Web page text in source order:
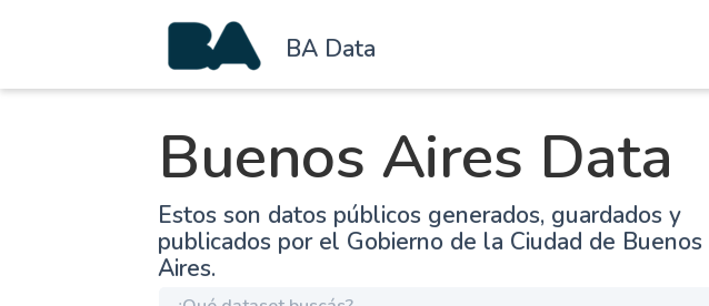
BA Data
Buenos Aires Data
Estos son datos públicos generados, guardados y
publicados por el Gobierno de la Ciudad de Buenos
Aires.